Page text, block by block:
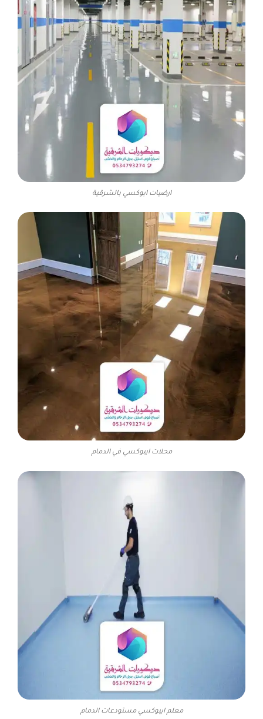
ارضيات ابوكسي بالشرقية
محلات ايبوكسي في الدمام
معلم ايبوكسي مستودعات الدمام